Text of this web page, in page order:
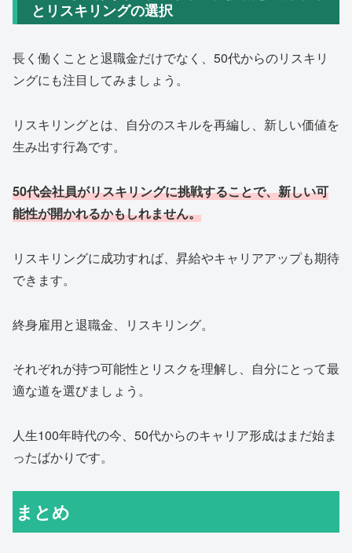
とリスキリングの選択
長く働くことと退職金だけでなく、50代からのリスキリ
ングにも注目してみましょう。
リスキリングとは、自分のスキルを再編し、新しい価値を
生み出す行為です。
50代会社員がリスキリングに挑戦することで、新しい可
能性が開かれるかもしれません。
リスキリングに成功すれば、昇給やキャリアアップも期待
できます。
終身雇用と退職金、リスキリング。
それぞれが持つ可能性とリスクを理解し、自分にとって最
適な道を選びましょう。
人生100年時代の今、50代からのキャリア形成はまだ始ま
ったばかりです。
まとめ